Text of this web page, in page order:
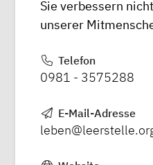
Sie verbessern
unserer
Telefon
0981 - 3575288
E-Mail-Adresse